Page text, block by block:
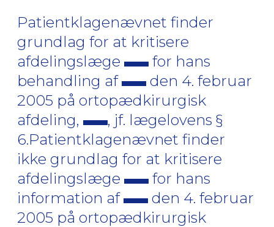
Patientklagenævnet finder
grundlag for at kritisere
afdelingslæge
for hans
behandling af
den 4. februar
2005 på ortopædkirurgisk
afdeling,
, jf. lægelovens §
6.Patientklagenævnet finder
ikke grundlag for at kritisere
afdelingslæge
for hans
information af
den 4. februar
2005 på ortopædkirurgisk